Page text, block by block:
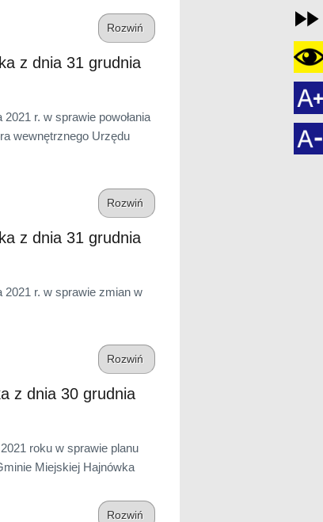
Rozwiń
z dnia 31 grudnia
r. w sprawie powołania
wewnętrznego Urzędu
Rozwiń
z dnia 31 grudnia
r. w sprawie zmian w
Rozwiń
z dnia 30 grudnia
roku w sprawie planu
Miejskiej Hajnówka
Rozwiń